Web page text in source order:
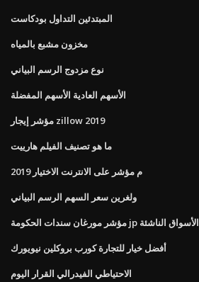
المبتدئين التداول بودكاست
مخزون مشبع بالمياه
نوع مزدوج الرسم البياني
الأسهم العادية الأسهم المفضلة
مؤشر إيجار zillow 2019
ما هو تصنيف الفيلم هارييت
م مؤشر على الانترنت الاختيار 2019
ولغرين سعر السهم الرسم البياني
مؤشر مورغان سندات الحكومة jp الأسواق الناشئة
أفضل خيار للتجارة كورب بروكلين نيويورك
الاحتياطي الفيدرالي القرار اليوم